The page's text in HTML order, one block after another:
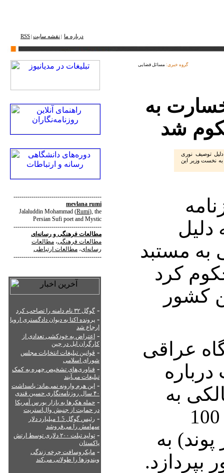
درباره ما نقشه ‌سایت RSS
--------------------------------------------
mevlana rumi
Jalaluddin Mohammad (Rumi), the
Persian Sufi poet and Mystic
--------------------------------------------
مطالعات فرهنگی و رسانه‌ای
مطالعات فرهنگی، مطالعات
رسانه‌ای، مطالعات ارتباطی
--------------------------------------------
- گوگل ۳۲ نام دامنه را تصاحب کرد
- پرونده اکتا به دیوان دادگستری اروپا
ارجاع شد
- اعتراض به خودکشی تعدادی از
کارگران اپل در چین
- قوانین تبلیغات انتخابات مجلس
شورای اسلامی
- فناوری‌های تشخیص چهره به کمک
تبلیغات می‌آیند
- این هرم وارونه نمی‌ماند: پاسداشت
۴۰ سال روزنامه‌نگاری حسین قندی
- حمله هکرها به بازار بورس آمریکا
در حمایت از جنبش وال‌استریت
-
رئیس گوگل 1.5 میلیارد دلار
سهامش را می‌فروشد
-
تولید تبلت ۲۰۰ دلاری توسط ارتش
پاکستان
- مایکروسافت چرخه زندگی
ویندوزها را طولانی می‌کند
گروه خبری: مسائل قضایی
به
شد
دلیل توصیف نوری
به نخست وزیر این
دلیل
به مستبد
کرد
کشور
عراقی
به
گاردین دستور داد که 100
(52 هزار پوند) به